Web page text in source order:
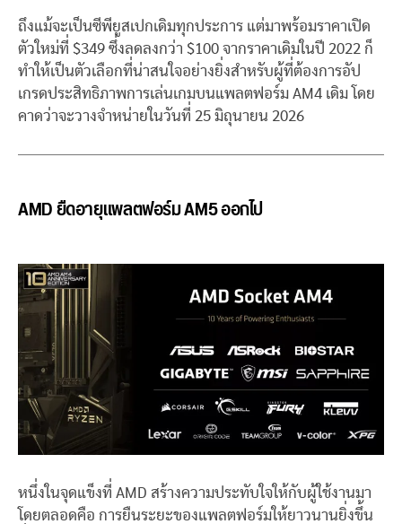
ถึงแม้จะเป็นซีพียูสเปกเดิมทุกประการ แต่มาพร้อมราคาเปิด
ตัวใหม่ที่ $349 ซึ่งลดลงกว่า $100 จากราคาเดิมในปี 2022 ก็
ทำให้เป็นตัวเลือกที่น่าสนใจอย่างยิ่งสำหรับผู้ที่ต้องการอัป
เกรดประสิทธิภาพการเล่นเกมบนแพลตฟอร์ม AM4 เดิม โดย
คาดว่าจะวางจำหน่ายในวันที่ 25 มิถุนายน 2026
AMD ยืดอายุแพลตฟอร์ม AM5 ออกไป
หนึ่งในจุดแข็งที่ AMD สร้างความประทับใจให้กับผู้ใช้งานมา
โดยตลอดคือ การยืนระยะของแพลตฟอร์มให้ยาวนานยิ่งขึ้น